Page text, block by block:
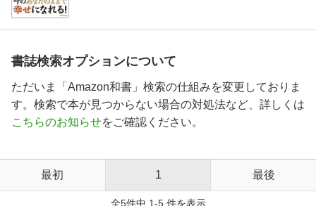
書誌検索オプションについて
ただいま「Amazon和書」検索の仕組みを変更しておりま
す。検索で本が見つからない場合の対処法など、詳しくは
こちらのお知らせをご確認ください。
最初 1 最後
全5件中 1-5 件を表示